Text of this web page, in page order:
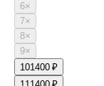
6×
7×
8×
9×
101400 ₽